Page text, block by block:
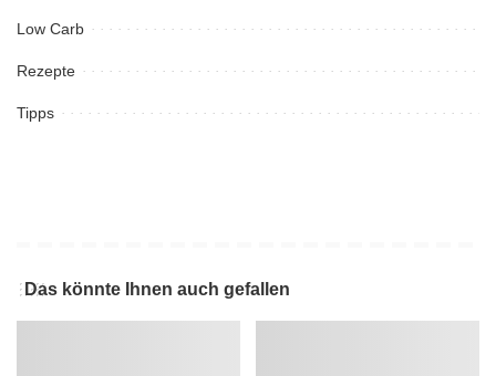
Low Carb
Rezepte
Tipps
Das könnte Ihnen auch gefallen